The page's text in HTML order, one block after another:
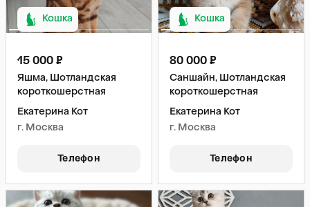
Кошка
15 000 ₽
Яшма, Шотландская
короткошерстная
Екатерина Кот
г. Москва
Телефон
Кошка
80 000 ₽
Саншайн, Шотландская
короткошерстная
Екатерина Кот
г. Москва
Телефон